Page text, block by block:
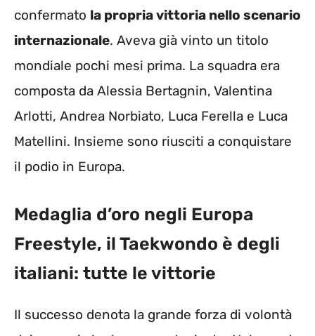
confermato la propria vittoria nello scenario
internazionale. Aveva già vinto un titolo
mondiale pochi mesi prima. La squadra era
composta da Alessia Bertagnin, Valentina
Arlotti, Andrea Norbiato, Luca Ferella e Luca
Matellini. Insieme sono riusciti a conquistare
il podio in Europa.
Medaglia d’oro negli Europa
Freestyle, il Taekwondo è degli
italiani: tutte le vittorie
Il successo denota la grande forza di volontà